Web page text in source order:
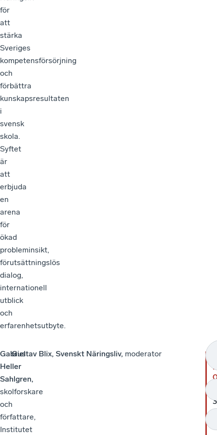
för
att
stärka
Sveriges
kompetensförsörjning
och
förbättra
kunskapsresultaten
i
svensk
skola.
Syftet
är
att
erbjuda
en
arena
för
ökad
probleminsikt,
förutsättningslös
dialog,
internationell
utblick
och
erfarenhetsutbyte.
Gabriel
Heller
Sahlgren,
skolforskare
och
författare,
Institutet
Gustav Blix, Svenskt Näringsliv, moderator